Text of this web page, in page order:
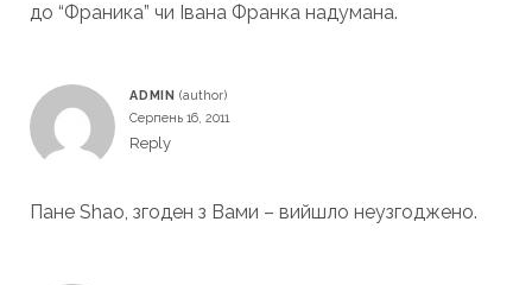
до “Франика” чи Івана Франка надумана.
ADMIN
Серпень 16, 2011
Reply
Пане Shao, згоден з Вами – вийшло неузгоджено.